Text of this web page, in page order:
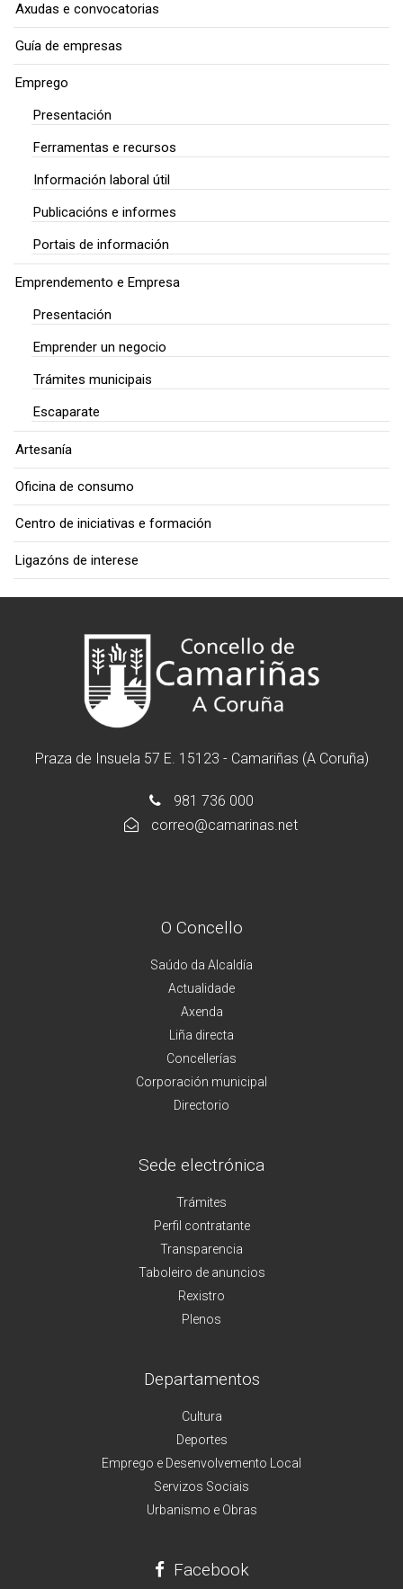
Axudas e convocatorias
Guía de empresas
Emprego
Presentación
Ferramentas e recursos
Información laboral útil
Publicacións e informes
Portais de información
Emprendemento e Empresa
Presentación
Emprender un negocio
Trámites municipais
Escaparate
Artesanía
Oficina de consumo
Centro de iniciativas e formación
Ligazóns de interese
Praza de Insuela 57 E. 15123 - Camariñas (A Coruña)
981 736 000
correo@camarinas.net
O Concello
Saúdo da Alcaldía
Actualidade
Axenda
Liña directa
Concellerías
Corporación municipal
Directorio
Sede electrónica
Trámites
Perfil contratante
Transparencia
Taboleiro de anuncios
Rexistro
Plenos
Departamentos
Cultura
Deportes
Emprego e Desenvolvemento Local
Servizos Sociais
Urbanismo e Obras
Facebook